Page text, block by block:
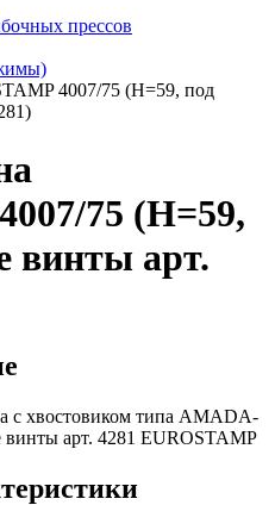
прессов
4007/75 (H=59, под
75 (H=59,
винты арт.
с хвостовиком типа AMADA-
арт. 4281 EUROSTAMP